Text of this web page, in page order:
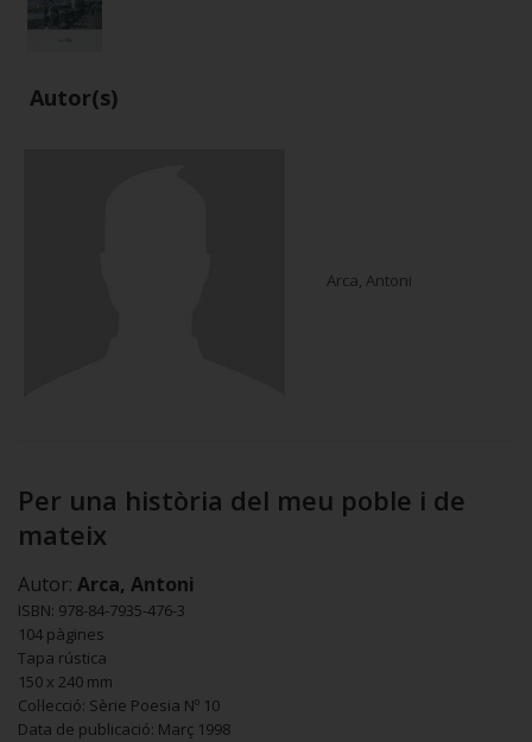
Autor(s)
Arca, Antoni
Per una història del meu poble i de
mateix
Autor: Arca, Antoni
ISBN: 978-84-7935-476-3
104 pàgines
Tapa rústica
150 x 240 mm
Col·lecció: Sèrie Poesia Nº 10
Data de publicació: Març 1998